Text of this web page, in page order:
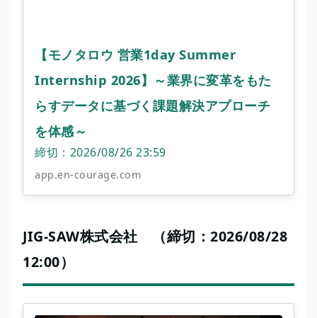
【モノタロウ 営業1day Summer
Internship 2026】～業界に変革をもた
らすデータに基づく課題解決アプローチ
を体感～
締切：2026/08/26 23:59
app.en-courage.com
JIG-SAW株式会社 （締切：2026/08/28
12:00）